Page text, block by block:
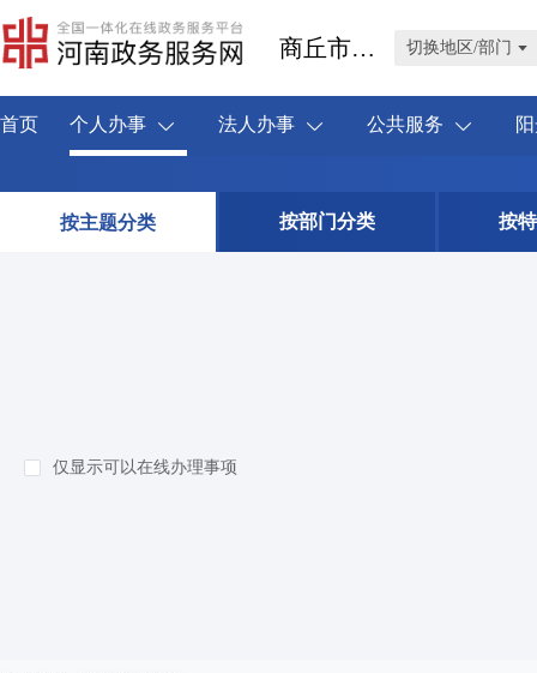
商丘市睢阳区 切换地区/部门
首页 个人办事 法人办事 公共服务
按主题分类 按部门分类 按
仅显示可以在线办理事项